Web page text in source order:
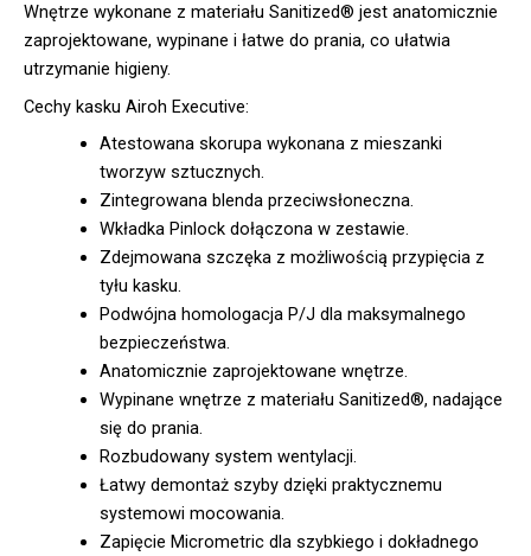
Wnętrze wykonane z materiału Sanitized® jest anatomicznie
zaprojektowane, wypinane i łatwe do prania, co ułatwia
utrzymanie higieny.
Cechy kasku Airoh Executive:
Atestowana skorupa wykonana z mieszanki
tworzyw sztucznych.
Zintegrowana blenda przeciwsłoneczna.
Wkładka Pinlock dołączona w zestawie.
Zdejmowana szczęka z możliwością przypięcia z
tyłu kasku.
Podwójna homologacja P/J dla maksymalnego
bezpieczeństwa.
Anatomicznie zaprojektowane wnętrze.
Wypinane wnętrze z materiału Sanitized®, nadające
się do prania.
Rozbudowany system wentylacji.
Łatwy demontaż szyby dzięki praktycznemu
systemowi mocowania.
Zapięcie Micrometric dla szybkiego i dokładnego